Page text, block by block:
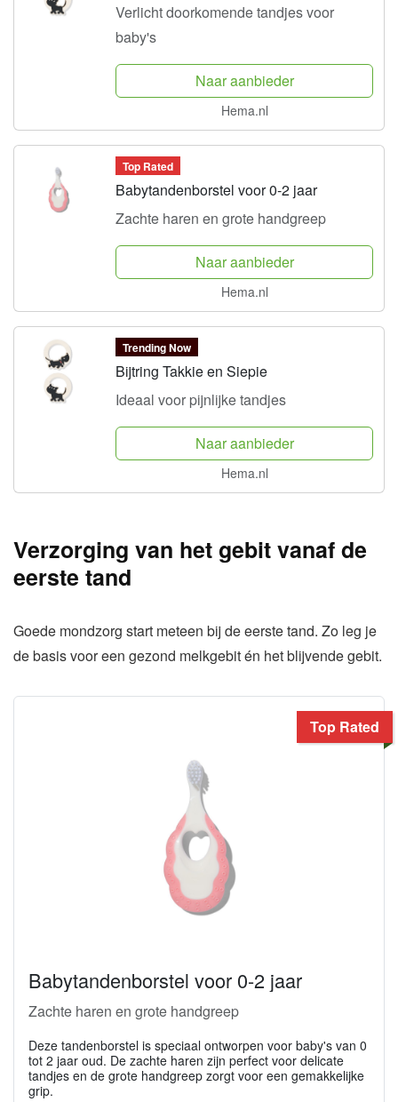
Verlicht doorkomende tandjes voor
baby's
Naar aanbieder
Hema.nl
Top Rated
Babytandenborstel voor 0-2 jaar
Zachte haren en grote handgreep
Naar aanbieder
Hema.nl
Trending Now
Bijtring Takkie en Siepie
Ideaal voor pijnlijke tandjes
Naar aanbieder
Hema.nl
Verzorging van het gebit vanaf de
eerste tand
Goede mondzorg start meteen bij de eerste tand. Zo leg je
de basis voor een gezond melkgebit én het blijvende gebit.
Top Rated
Babytandenborstel voor 0-2 jaar
Zachte haren en grote handgreep
Deze tandenborstel is speciaal ontworpen voor baby's van 0
tot 2 jaar oud. De zachte haren zijn perfect voor delicate
tandjes en de grote handgreep zorgt voor een gemakkelijke
grip.